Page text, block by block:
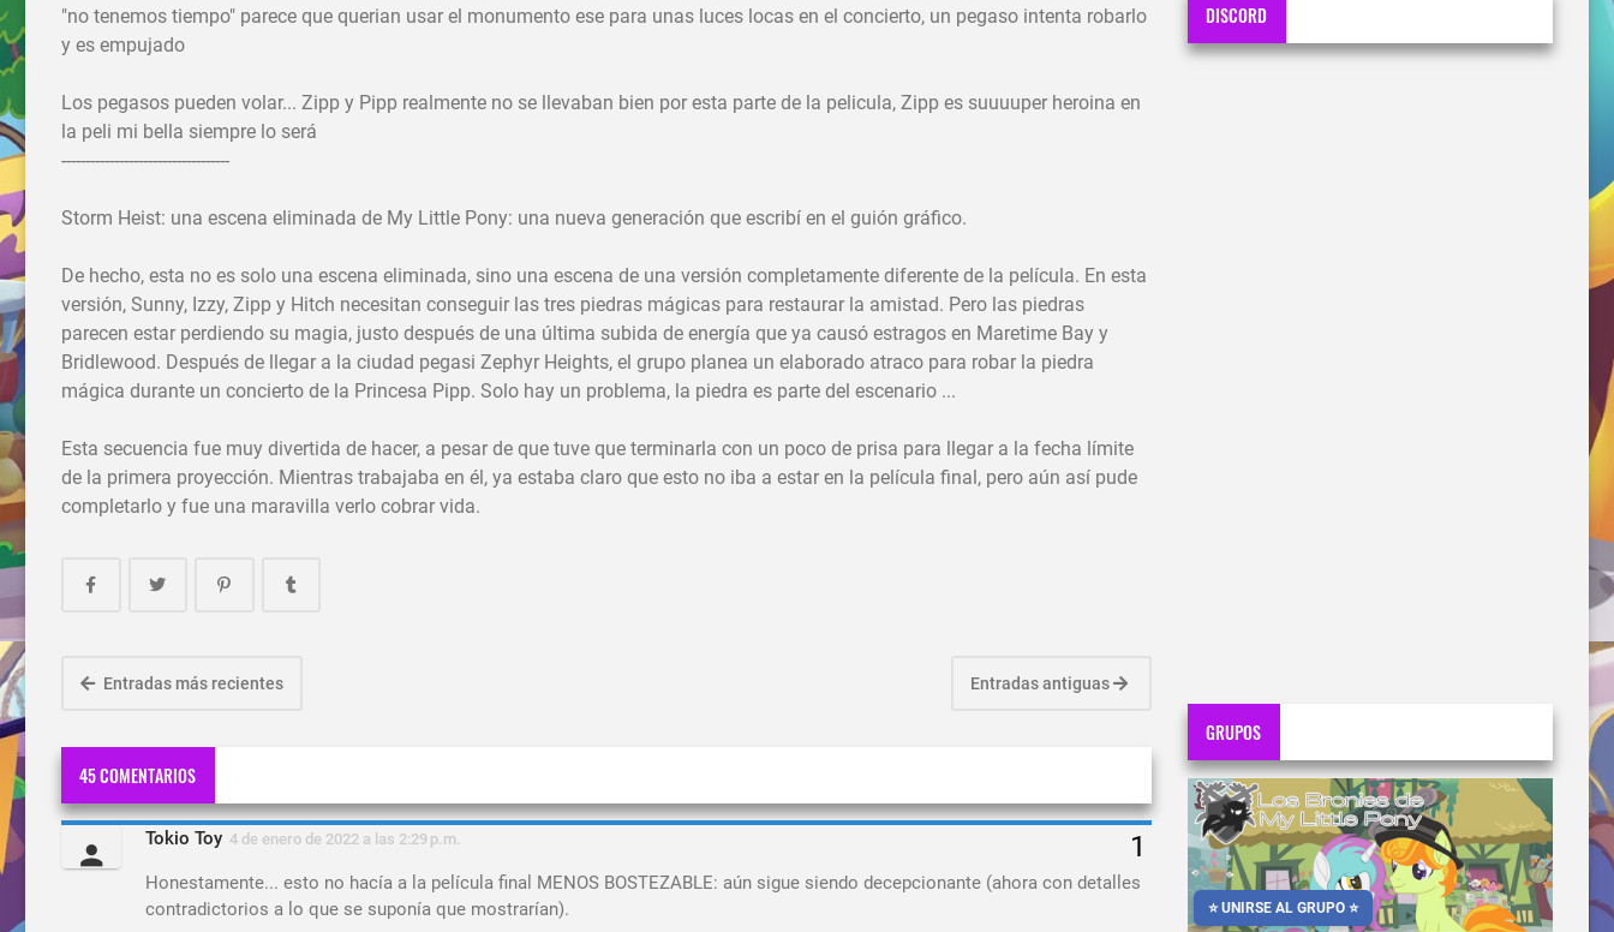
"no tenemos tiempo" parece que querian usar el monumento ese para unas luces locas en el concierto, un pegaso intenta robarlo
y es empujado
Los pegasos pueden volar... Zipp y Pipp realmente no se llevaban bien por esta parte de la pelicula, Zipp es suuuuper heroina en
la peli mi bella siempre lo será
-----------------------------------
Storm Heist: una escena eliminada de My Little Pony: una nueva generación que escribí en el guión gráfico.
De hecho, esta no es solo una escena eliminada, sino una escena de una versión completamente diferente de la película. En esta
versión, Sunny, Izzy, Zipp y Hitch necesitan conseguir las tres piedras mágicas para restaurar la amistad. Pero las piedras
parecen estar perdiendo su magia, justo después de una última subida de energía que ya causó estragos en Maretime Bay y
Bridlewood. Después de llegar a la ciudad pegasi Zephyr Heights, el grupo planea un elaborado atraco para robar la piedra
mágica durante un concierto de la Princesa Pipp. Solo hay un problema, la piedra es parte del escenario ...
Esta secuencia fue muy divertida de hacer, a pesar de que tuve que terminarla con un poco de prisa para llegar a la fecha límite
de la primera proyección. Mientras trabajaba en él, ya estaba claro que esto no iba a estar en la película final, pero aún así pude
completarlo y fue una maravilla verlo cobrar vida.
Entradas más recientes Entradas antiguas
45 COMENTARIOS
Tokio Toy 4 de enero de 2022 a las 2:29 p.m.
Honestamente... esto no hacía a la película final MENOS BOSTEZABLE: aún sigue siendo decepcionante (ahora con detalles
contradictorios a lo que se suponía que mostrarían).
DISCORD
GRUPOS
⭐ UNIRSE AL GRUPO ⭐